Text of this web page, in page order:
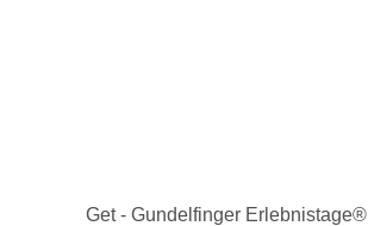
Get - Gundelfinger Erlebnistage®